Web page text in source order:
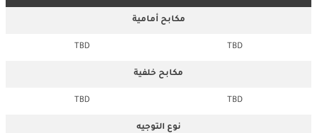
مكابح أمامية
TBD
TBD
مكابح خلفية
TBD
TBD
نوع التوجيه